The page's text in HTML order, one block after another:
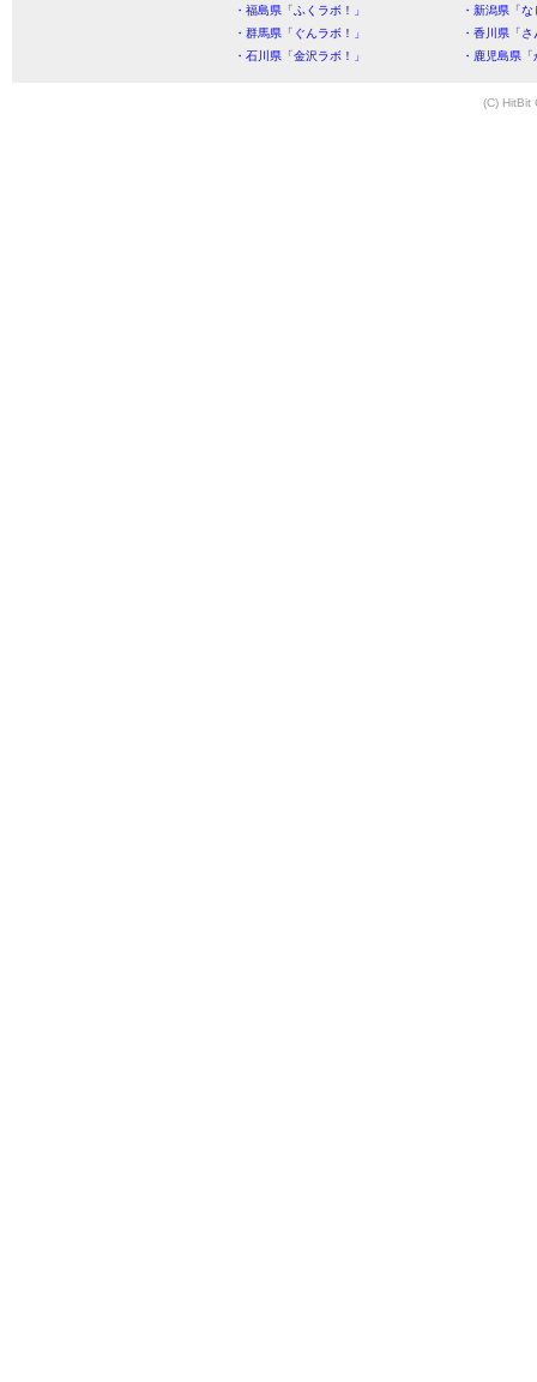
・福島県「ふくラボ！」
・新潟県「
・群馬県「ぐんラボ！」
・香川県「
・石川県「金沢ラボ！」
・鹿児島県
(C) HitBit